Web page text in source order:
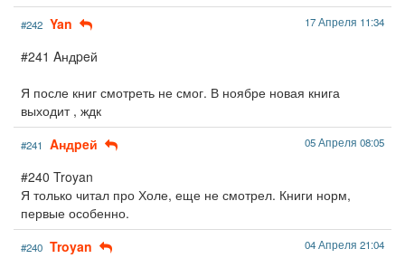
#242 Yan 17 Апреля 11:34
#241 Aндpeй
Я после книг смотреть не смог. В ноябре новая книга
выходит , ждк
#241 Aндpeй 05 Апреля 08:05
#240 Troyan
Я только читал про Холе, еще не смотрел. Книги норм,
первые особенно.
#240 Troyan 04 Апреля 21:04